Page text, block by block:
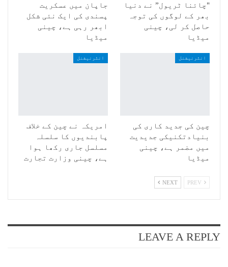
"چائنا ٹریول” نے دنیا
بھر کے لوگوں کی توجہ
حاصل کر لی، چینی
میڈیا
جاپان میں عسکریت
پسندی کی ایک نئی شکل
ابھر رہی ہے، چینی
میڈیا
انٹرنیشنل
چین کی جدید کاری کی
بنیادتکنیکی جدیدیت
میں مضمر ہے، چینی
میڈیا
انٹرنیشنل
امریکہ نے چین کے خلاف
پابندیوں کا سلسلہ
مسلسل جاری رکھا ہوا
ہے، چینی وزارت تجارت
NEXT
LEAVE A REPLY